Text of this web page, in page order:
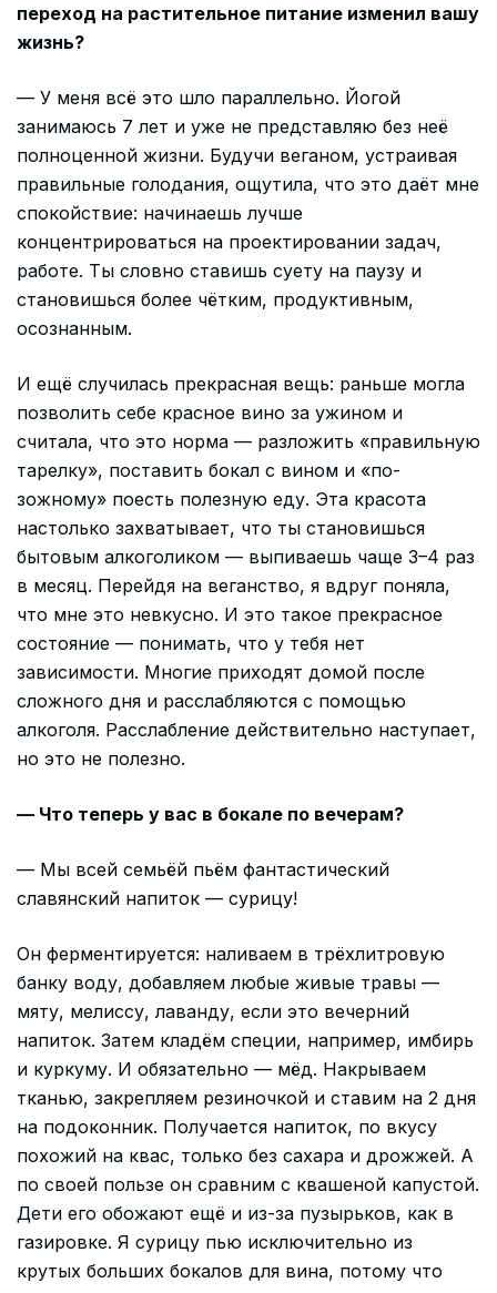
переход на растительное питание изменил вашу
жизнь?
— У меня всё это шло параллельно. Йогой
занимаюсь 7 лет и уже не представляю без неё
полноценной жизни. Будучи веганом, устраивая
правильные голодания, ощутила, что это даёт мне
спокойствие: начинаешь лучше
концентрироваться на проектировании задач,
работе. Ты словно ставишь суету на паузу и
становишься более чётким, продуктивным,
осознанным.
И ещё случилась прекрасная вещь: раньше могла
позволить себе красное вино за ужином и
считала, что это норма — разложить «правильную
тарелку», поставить бокал с вином и «по-
зожному» поесть полезную еду. Эта красота
настолько захватывает, что ты становишься
бытовым алкоголиком — выпиваешь чаще 3–4 раз
в месяц. Перейдя на веганство, я вдруг поняла,
что мне это невкусно. И это такое прекрасное
состояние — понимать, что у тебя нет
зависимости. Многие приходят домой после
сложного дня и расслабляются с помощью
алкоголя. Расслабление действительно наступает,
но это не полезно.
— Что теперь у вас в бокале по вечерам?
— Мы всей семьёй пьём фантастический
славянский напиток — сурицу!
Он ферментируется: наливаем в трёхлитровую
банку воду, добавляем любые живые травы —
мяту, мелиссу, лаванду, если это вечерний
напиток. Затем кладём специи, например, имбирь
и куркуму. И обязательно — мёд. Накрываем
тканью, закрепляем резиночкой и ставим на 2 дня
на подоконник. Получается напиток, по вкусу
похожий на квас, только без сахара и дрожжей. А
по своей пользе он сравним с квашеной капустой.
Дети его обожают ещё и из-за пузырьков, как в
газировке. Я сурицу пью исключительно из
крутых больших бокалов для вина, потому что